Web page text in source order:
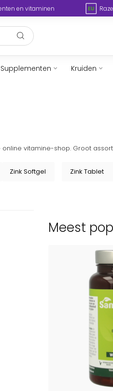
en vitaminen
Supplementen Kruiden
online vitamine-shop. Groot
Zink Softgel Zink Tablet
Meest